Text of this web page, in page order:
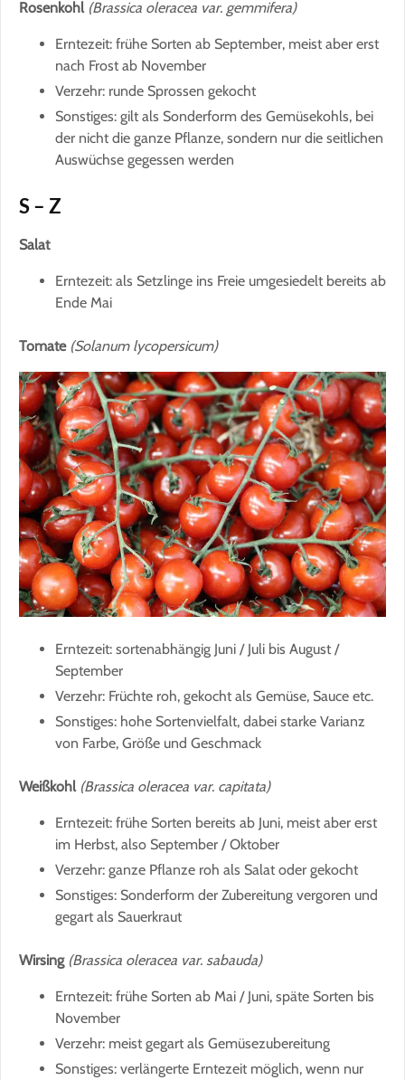
Rosenkohl (Brassica oleracea var. gemmifera)
Erntezeit: frühe Sorten ab September, meist aber erst
nach Frost ab November
Verzehr: runde Sprossen gekocht
Sonstiges: gilt als Sonderform des Gemüsekohls, bei
der nicht die ganze Pflanze, sondern nur die seitlichen
Auswüchse gegessen werden
S – Z
Salat
Erntezeit: als Setzlinge ins Freie umgesiedelt bereits ab
Ende Mai
Tomate (Solanum lycopersicum)
Erntezeit: sortenabhängig Juni / Juli bis August /
September
Verzehr: Früchte roh, gekocht als Gemüse, Sauce etc.
Sonstiges: hohe Sortenvielfalt, dabei starke Varianz
von Farbe, Größe und Geschmack
Weißkohl (Brassica oleracea var. capitata)
Erntezeit: frühe Sorten bereits ab Juni, meist aber erst
im Herbst, also September / Oktober
Verzehr: ganze Pflanze roh als Salat oder gekocht
Sonstiges: Sonderform der Zubereitung vergoren und
gegart als Sauerkraut
Wirsing (Brassica oleracea var. sabauda)
Erntezeit: frühe Sorten ab Mai / Juni, späte Sorten bis
November
Verzehr: meist gegart als Gemüsezubereitung
Sonstiges: verlängerte Erntezeit möglich, wenn nur